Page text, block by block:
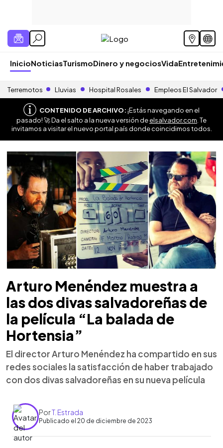
InicioNoticiasTurismoDinero y negociosVida
Terremotos Lluvias Hospital Rosales Empleos El Salvador
CONTENIDO DE ARCHIVO:¡Estás navegando en el
pasado! 🚀 Da el salto a la nueva versión deelsalvador.com . Te
invitamos a visitar el nuevo portal país donde coincidimos todos.
Arturo Menéndez muestra a
las dos divas salvadoreñas de
la película “La balada de
Hortensia”
El director Arturo Menéndez ha compartido en sus
redes sociales la satisfacción de haber trabajado
con dos divas salvadoreñas en su nueva película
PorT. Estrada
Publicado el 20 de diciembre de 2023